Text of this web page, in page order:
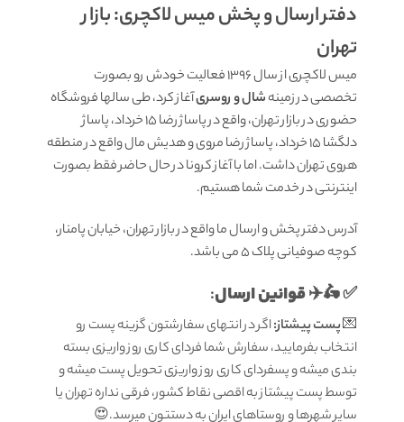
دفتر ارسال و پخش میس لاکچری: بازار
تهران
میس لاکچری از سال 1396 فعالیت خودش رو بصورت
تخصصی در زمینهشال و روسریآغاز کرد، طی سالها فروشگاه
حضوری در بازار تهران، واقع در پاساژ رضا 15 خرداد، پاساژ
دلگشا 15 خرداد، پاساژ رضا مروی و هدیش مال واقع در منطقه
هروی تهران داشت. اما با آغاز کرونا در حال حاضر فقط بصورت
اینترنتی در خدمت شما هستیم.
آدرس دفتر پخش و ارسال ما واقع در بازار تهران، خیابان پامنار،
کوچه صوفیانی پلاک 5 می باشد.
✅ 🛵✈️قوانين ارسال:
💌پست پیشتاز:اگر در انتهای سفارشتون گزینه پست رو
انتخاب بفرمایید، سفارش شما فردای کاری روز واریزی بسته
بندی میشه و پسفردای کاری روز واریزی تحویل پست میشه و
توسط پست پیشتاز به اقصی نقاط کشور، فرقی نداره تهران یا
سایر شهرها و روستاهای ایران به دستتون میرسد.😍